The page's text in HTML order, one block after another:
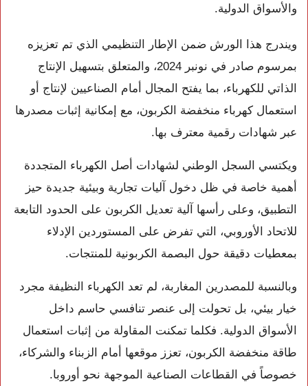
والأسواق الدولية.
ويندرج هذا الورش ضمن الإطار التنظيمي الذي تم تعزيزه
بمرسوم صادر في نونبر 2024، والمتعلق بتسهيل الإنتاج
الذاتي للكهرباء، بما يفتح المجال أمام الصناعيين لإنتاج أو
استعمال كهرباء منخفضة الكربون، مع إمكانية إثبات مصدرها
عبر شهادات رقمية معترف بها.
ويكتسي السجل الوطني لشهادات أصل الكهرباء المتجددة
أهمية خاصة في ظل دخول آليات تجارية وبيئية جديدة حيز
التطبيق، وعلى رأسها آلية تعديل الكربون على الحدود التابعة
للاتحاد الأوروبي، التي تفرض على المستوردين الإدلاء
بمعطيات دقيقة حول البصمة الكربونية للمنتجات.
وبالنسبة للمصدرين المغاربة، لم تعد الكهرباء النظيفة مجرد
خيار بيئي، بل تحولت إلى عنصر تنافسي حاسم داخل
الأسواق الدولية. فكلما تمكنت المقاولة من إثبات استعمال
طاقة منخفضة الكربون، تعزز موقعها أمام الزبناء والشركاء،
خصوصاً في القطاعات الصناعية الموجهة نحو أوروبا.